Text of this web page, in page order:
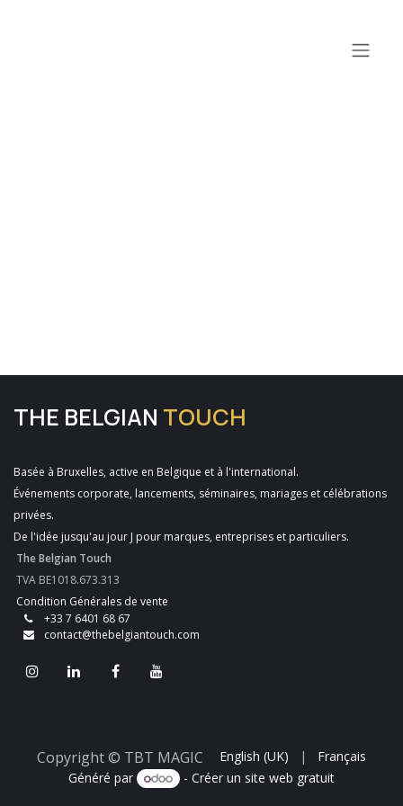
THE BELGIAN TOUCH
Basée à Bruxelles, active en Belgique et à l'international.
Événements corporate, lancements, séminaires, mariages et célébrations
privées.
De l'idée jusqu'au jour J pour marques, entreprises et particuliers.
The Belgian Touch
TVA BE1018.673.313
Condition Générales de vente
+33 7 6401 68 67
contact@thebelgiantouch.com
Copyright © TBT MAGIC English (UK) |
Français
Généré par
- Créer un site web gratuit